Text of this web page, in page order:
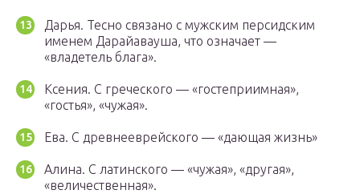
Дарья. Тесно связано с мужским персидским
именем Дарайавауша, что означает —
«владетель блага».
Ксения. С греческого — «гостеприимная»,
«гостья», «чужая».
Ева. С древнееврейского — «дающая жизнь»
Алина. С латинского — «чужая», «другая»,
«величественная».